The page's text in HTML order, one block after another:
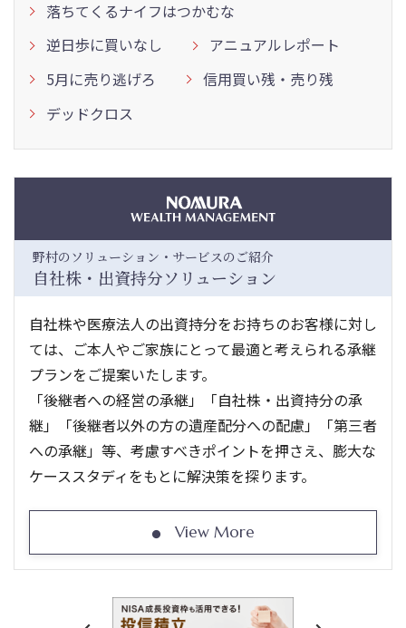
落ちてくるナイフはつかむな
逆日歩に買いなし
アニュアルレポート
5月に売り逃げろ
信用買い残・売り残
デッドクロス
野村のソリューション・サービスのご紹介
自社株・出資持分ソリューション
自社株や医療法人の出資持分をお持ちのお客様に対し
ては、ご本人やご家族にとって最適と考えられる承継
プランをご提案いたします。
「後継者への経営の承継」「自社株・出資持分の承
継」「後継者以外の方の遺産配分への配慮」「第三者
への承継」等、考慮すべきポイントを押さえ、膨大な
ケーススタディをもとに解決策を探ります。
View More